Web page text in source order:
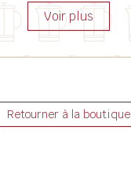
Retourner à la boutique